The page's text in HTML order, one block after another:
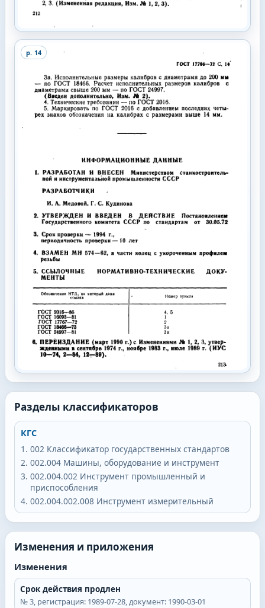
p. 14
Разделы классификаторов
КГС
002 Классификатор государственных стандартов
002.004 Машины, оборудование и инструмент
002.004.002 Инструмент промышленный и
приспособления
002.004.002.008 Инструмент измерительный
Изменения и приложения
Изменения
Срок действия продлен
№3, регистрация: 1989-07-28, документ: 1990-03-01